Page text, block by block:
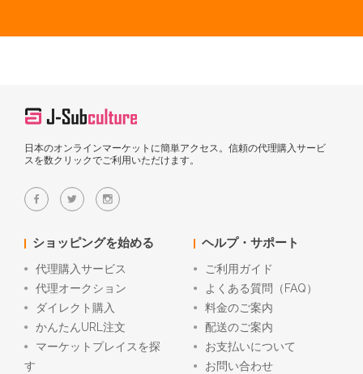
日本のオンラインマーケットに簡単アクセス。信頼の代理購入サービ
スを数クリックでご利用いただけます。
ショッピングを始める
代理購入サービス
代理オークション
ダイレクト購入
かんたんURL注文
マーケットプレイスを探
す
ヘルプ・サポート
ご利用ガイド
よくある質問（FAQ）
料金のご案内
配送のご案内
お支払いについて
お問い合わせ